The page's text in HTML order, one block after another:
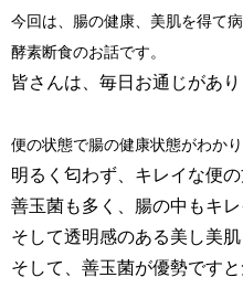
今回は、腸の健康、美肌を得て
酵素断食のお話です。
皆さんは、毎日お通じがあ
便の状態で腸の健康状態がわかり
明るく匂わず、キレイな便
善玉菌も多く、腸の中もキレ
そして透明感のある美し美
そして、善玉菌が優勢ですと